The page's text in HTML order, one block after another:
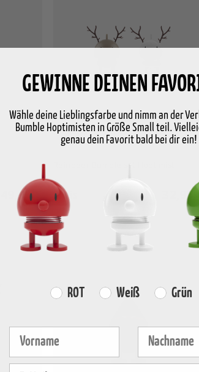
49,95 € Preis 32,95
GEWINNE DEINEN
Wähle deine Lieblingsfarbe und nimm an der
Bumble Hoptimisten in Größe Small teil.
genau dein Favorit bald bei dir ein!
Farvevalg
ROT Weiß Grün
Fornavn Efternavn